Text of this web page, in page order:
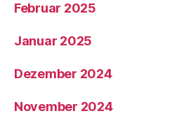
Februar 2025
Januar 2025
Dezember 2024
November 2024